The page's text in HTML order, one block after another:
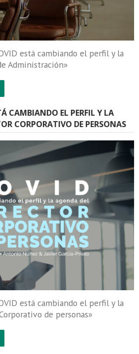
está cambiando el perfil y la
Administración»
CAMBIANDO EL PERFIL Y LA
CORPORATIVO DE PERSONAS
está cambiando el perfil y la
de personas»